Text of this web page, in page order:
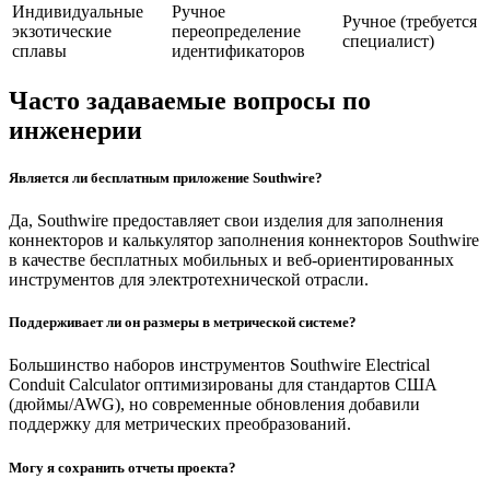
Индивидуальные
экзотические
сплавы
Ручное
переопределение
идентификаторов
Ручное (требуется
специалист)
Часто задаваемые вопросы по
инженерии
Является ли бесплатным приложение Southwire?
Да, Southwire предоставляет свои изделия для заполнения
коннекторов и калькулятор заполнения коннекторов Southwire
в качестве бесплатных мобильных и веб-ориентированных
инструментов для электротехнической отрасли.
Поддерживает ли он размеры в метрической системе?
Большинство наборов инструментов Southwire Electrical
Conduit Calculator оптимизированы для стандартов США
(дюймы/AWG), но современные обновления добавили
поддержку для метрических преобразований.
Могу я сохранить отчеты проекта?